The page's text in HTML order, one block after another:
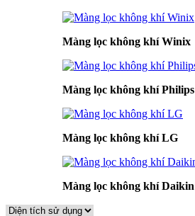
Màng lọc không khí Winix
Màng lọc không khí Philips
Màng lọc không khí LG
Màng lọc không khí Daikin